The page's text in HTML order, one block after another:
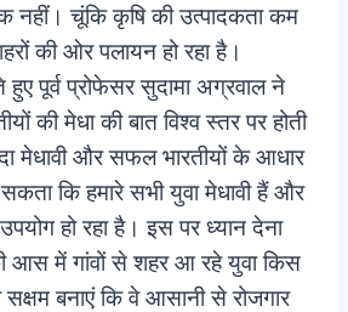
नहीं। चूंकि कृषि की उत्पादकता कम
की ओर पलायन हो रहा है।
पूर्व प्रोफेसर सुदामा अग्रवाल ने
की मेधा की बात विश्व स्तर पर होती
मेधावी और सफल भारतीयों के आधार
कि हमारे सभी युवा मेधावी हैं और
हो रहा है। इस पर ध्यान देना
आस में गांवों से शहर आ रहे युवा किस
बनाएं कि वे आसानी से रोजगार